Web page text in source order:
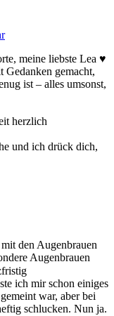
meine liebste Lea ♥
Gedanken gemacht,
ist – alles umsonst,
herzlich
und ich drück dich,
den Augenbrauen
Augenbrauen
ich mir schon einiges
war, aber bei
schlucken. Nun ja.